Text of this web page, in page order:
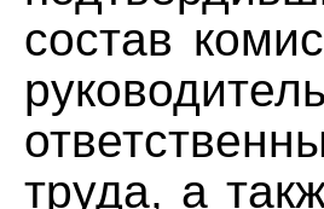
состав
труда, а